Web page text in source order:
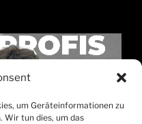
um Geräteinformationen zu
Wir tun dies, um das